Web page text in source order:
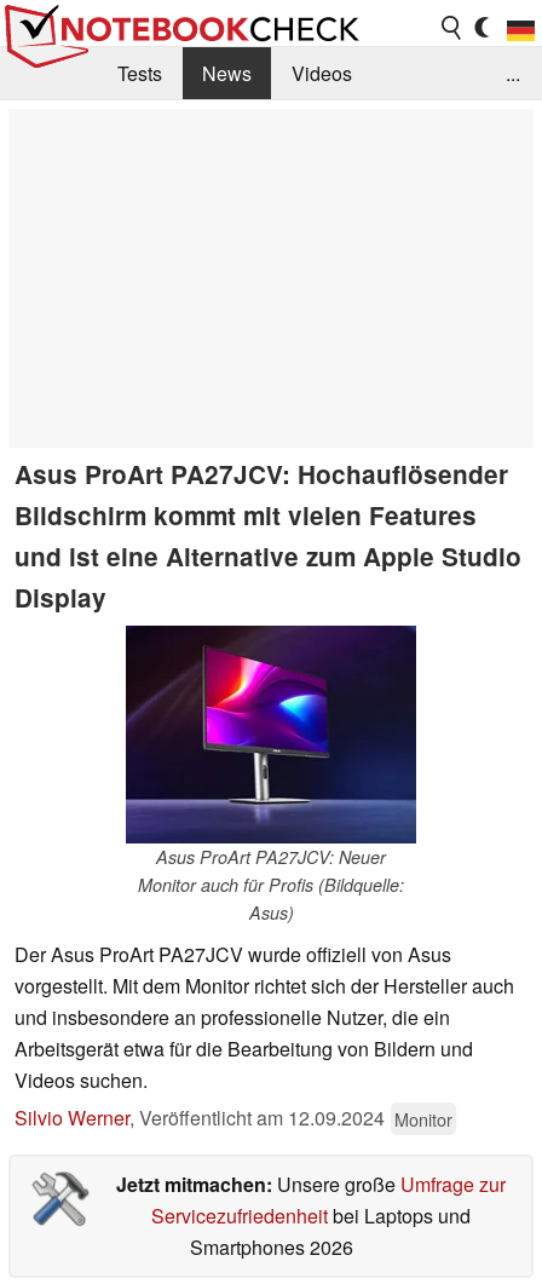
Tests News
Videos
...
Asus ProArt PA27JCV: Hochauflösender
Bildschirm kommt mit vielen Features
und ist eine Alternative zum Apple Studio
Display
Asus ProArt PA27JCV: Neuer
Monitor auch für Profis (Bildquelle:
Asus)
Der Asus ProArt PA27JCV wurde offiziell von Asus
vorgestellt. Mit dem Monitor richtet sich der Hersteller auch
und insbesondere an professionelle Nutzer, die ein
Arbeitsgerät etwa für die Bearbeitung von Bildern und
Videos suchen.
Silvio Werner, Veröffentlicht am 12.09.2024 Monitor
Jetzt mitmachen: Unsere große Umfrage zur
Servicezufriedenheitbei Laptops und
Smartphones 2026